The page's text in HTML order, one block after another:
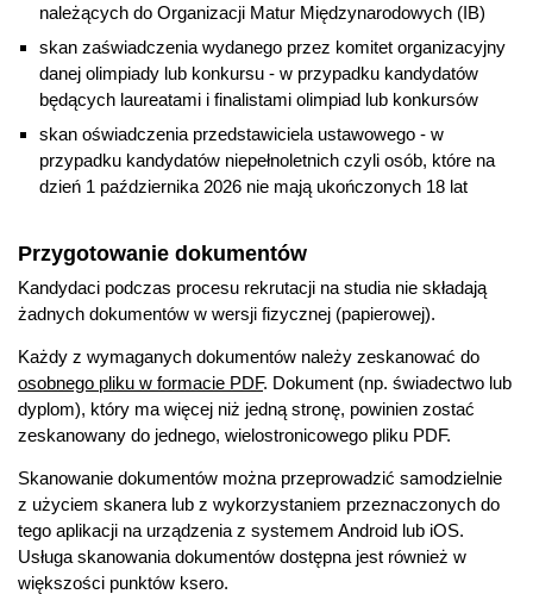
należących do Organizacji Matur Międzynarodowych (IB)
skan zaświadczenia wydanego przez komitet organizacyjny
danej olimpiady lub konkursu - w przypadku kandydatów
będących laureatami i finalistami olimpiad lub konkursów
skan oświadczenia przedstawiciela ustawowego - w
przypadku kandydatów niepełnoletnich czyli osób, które na
dzień 1 października 2026 nie mają ukończonych 18 lat
Przygotowanie dokumentów
Kandydaci podczas procesu rekrutacji na studia nie składają
żadnych dokumentów w wersji fizycznej (papierowej).
Każdy z wymaganych dokumentów należy zeskanować do
osobnego pliku w formacie PDF. Dokument (np. świadectwo lub
dyplom), który ma więcej niż jedną stronę, powinien zostać
zeskanowany do jednego, wielostronicowego pliku PDF.
Skanowanie dokumentów można przeprowadzić samodzielnie
z użyciem skanera lub z wykorzystaniem przeznaczonych do
tego aplikacji na urządzenia z systemem Android lub iOS.
Usługa skanowania dokumentów dostępna jest również w
większości punktów ksero.